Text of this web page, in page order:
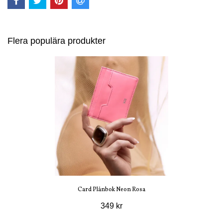
Flera populära produkter
Card Plånbok Neon Rosa
349 kr